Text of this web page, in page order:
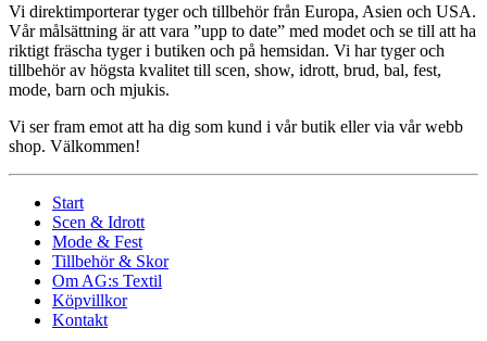
Vi direktimporterar tyger och tillbehör från Europa, Asien och USA.
Vår målsättning är att vara ”upp to date” med modet och se till att ha
riktigt fräscha tyger i butiken och på hemsidan. Vi har tyger och
tillbehör av högsta kvalitet till scen, show, idrott, brud, bal, fest,
mode, barn och mjukis.
Vi ser fram emot att ha dig som kund i vår butik eller via vår webb
shop. Välkommen!
Start
Scen & Idrott
Mode & Fest
Tillbehör & Skor
Om AG:s Textil
Köpvillkor
Kontakt